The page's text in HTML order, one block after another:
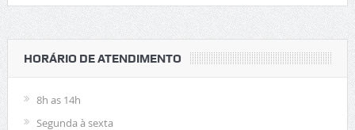
HORÁRIO DE ATENDIMENTO
8h as 14h
Segunda à sexta